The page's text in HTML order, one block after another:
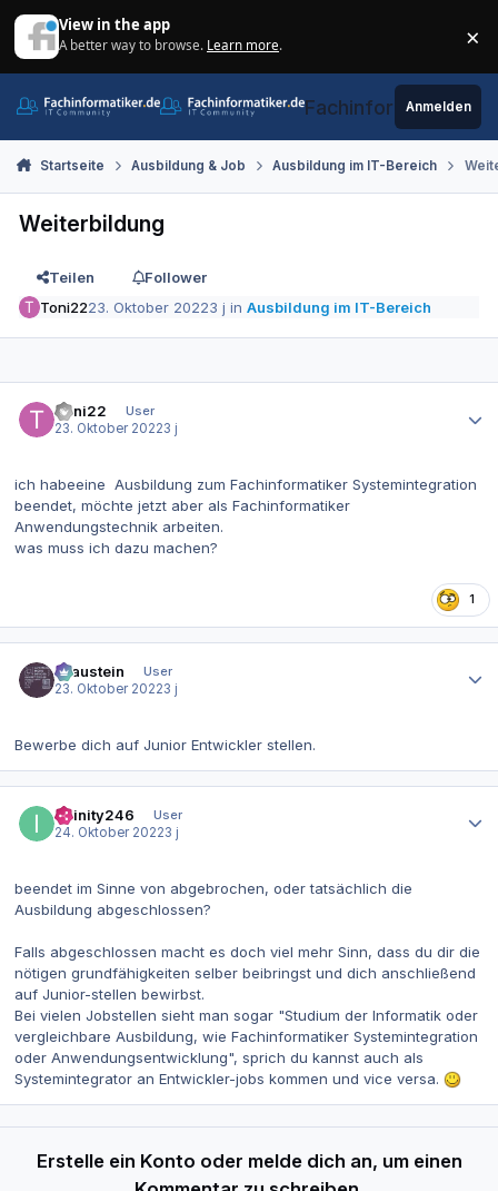
View in the app
A better way to browse. Learn more. ×
Fachinformatiker.de
Anmelden
Startseite Ausbildung & Job Ausbildung im IT-Bereich
Weiterbildung
Teilen
Follower
Toni2223. Oktober 20223 j inAusbildung im IT-Bereich
Toni22
User
23. Oktober 20223 j
ich habeeine Ausbildung zum Fachinformatiker Systemintegration
beendet, möchte jetzt aber als Fachinformatiker
Anwendungstechnik arbeiten.
was muss ich dazu machen?
1
Graustein
User
23. Oktober 20223 j
Bewerbe dich auf Junior Entwickler stellen.
Infinity246
User
24. Oktober 20223 j
beendet im Sinne von abgebrochen, oder tatsächlich die
Ausbildung abgeschlossen?
Falls abgeschlossen macht es doch viel mehr Sinn, dass du dir die
nötigen grundfähigkeiten selber beibringst und dich anschließend
auf Junior-stellen bewirbst.
Bei vielen Jobstellen sieht man sogar "Studium der Informatik oder
vergleichbare Ausbildung, wie Fachinformatiker Systemintegration
oder Anwendungsentwicklung", sprich du kannst auch als
Systemintegrator an Entwickler-jobs kommen und vice versa.
Erstelle ein Konto oder melde dich an, um einen